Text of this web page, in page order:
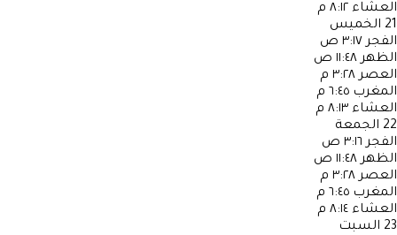
العشاء ٨:١٢ م
21 الخميس
الفجر ٣:١٧ ص
الظهر ١١:٤٨ ص
العصر ٣:٢٨ م
المغرب ٦:٤٥ م
العشاء ٨:١٣ م
22 الجمعة
الفجر ٣:١٦ ص
الظهر ١١:٤٨ ص
العصر ٣:٢٨ م
المغرب ٦:٤٥ م
العشاء ٨:١٤ م
23 السبت